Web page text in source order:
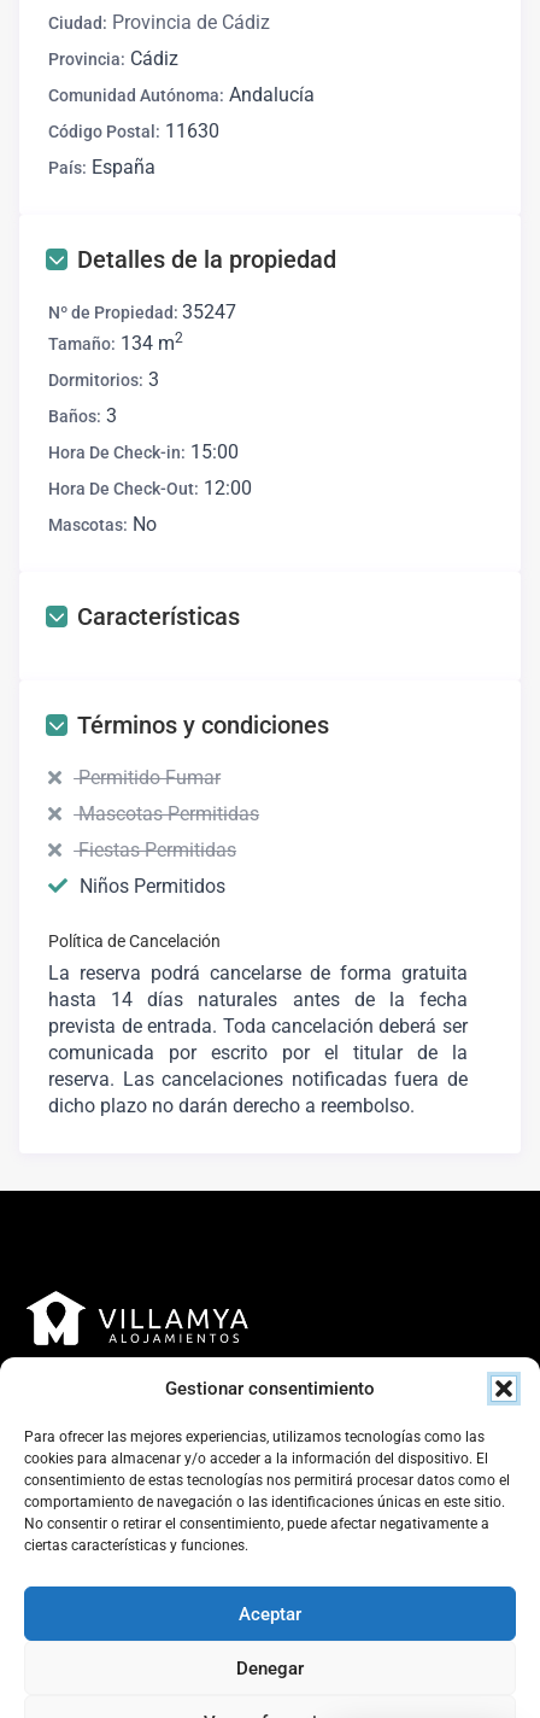
Gestionar consentimiento
Para ofrecer las mejores experiencias, utilizamos tecnologías como las
cookies para almacenar y/o acceder a la información del dispositivo. El
consentimiento de estas tecnologías nos permitirá procesar datos como el
comportamiento de navegación o las identificaciones únicas en este sitio.
No consentir o retirar el consentimiento, puede afectar negativamente a
ciertas características y funciones.
Aceptar
Denegar
Ciudad: Provincia de Cádiz
Provincia: Cádiz
Comunidad Autónoma: Andalucía
Código Postal: 11630
País: España
Detalles de la propiedad
Nº de Propiedad: 35247
Tamaño: 134 m2
Dormitorios: 3
Baños: 3
Hora De Check-in: 15:00
Hora De Check-Out: 12:00
Mascotas: No
Características
Términos y condiciones
Permitido Fumar
Mascotas Permitidas
Fiestas Permitidas
Niños Permitidos
Política de Cancelación
La reserva podrá cancelarse de forma gratuita
hasta 14 días naturales antes de la fecha
prevista de entrada. Toda cancelación deberá ser
comunicada por escrito por el titular de la
reserva. Las cancelaciones notificadas fuera de
dicho plazo no darán derecho a reembolso.
Contacto
Calle Parejos 25, bajo, 06800 Mérida, Badajoz, España